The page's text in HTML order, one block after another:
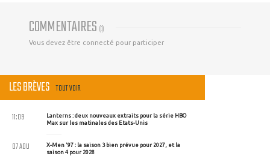
COMMENTAIRES (0)
Vous devez être connecté pour participer
LES BRÈVES TOUT VOIR
Lanterns : deux nouveaux extraits pour la série HBO
Max sur les matinales des Etats-Unis
11:09
X-Men '97 : la saison 3 bien prévue pour 2027, et la
saison 4 pour 2028
07 AOU